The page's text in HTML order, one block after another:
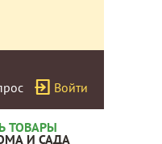
Войти
ТОВАРЫ
И САДА